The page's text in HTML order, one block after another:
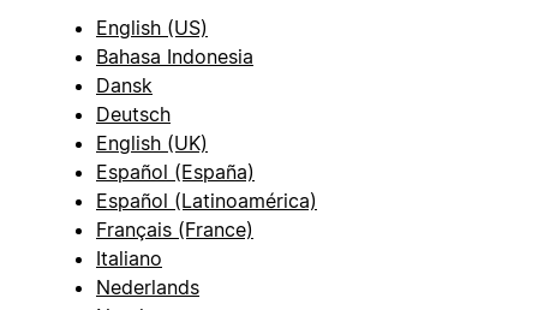
English (US)
Bahasa Indonesia
Dansk
Deutsch
English (UK)
Español (España)
Español (Latinoamérica)
Français (France)
Italiano
Nederlands